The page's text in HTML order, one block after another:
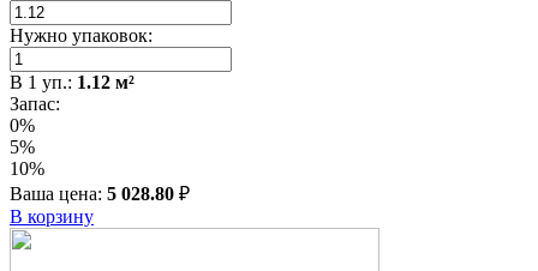
Нужно упаковок:
В 1 уп.: 1.12 м²
Запас:
0%
5%
10%
Ваша цена: 5 028.80 ₽
В корзину